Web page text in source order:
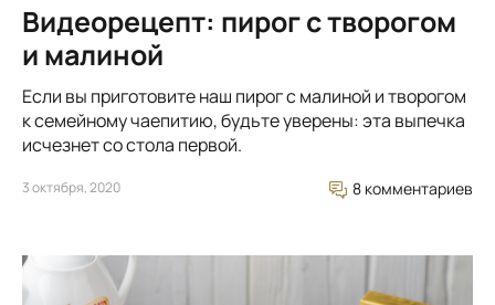
Видеорецепт: пирог с творогом
и малиной
Если вы приготовите наш пирог с малиной и творогом
к семейному чаепитию, будьте уверены: эта выпечка
исчезнет со стола первой.
3 октября, 2020 8 комментариев